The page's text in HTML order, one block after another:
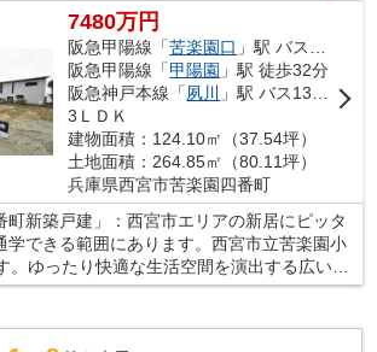
エクステリアデザイン費用275万円・設計費
事費用99万円・地盤建物保証料55万円
7480万円
阪急甲陽線「苦楽園口 」駅 バス10分 「苦楽園」 停歩9分
阪急甲陽線「甲陽園 」駅 徒歩32分
阪急神戸本線「夙川
」駅 バス13分 「苦楽園」 停歩9分
3ＬＤＫ
建物面積：124.10㎡（37.54坪）
土地面積：264.85㎡（80.11坪）
兵庫県西宮市苦楽園四番町
町新築戸建」：西宮市エリアの新居にピッタ
学できる範囲にあります。西宮市立苦楽園小
。ゆったり快適な生活空間を演出する広いリ
内環境まで左右する基礎は、強靭なベタ基礎
社スタッフが対応いたします。もちろん不動